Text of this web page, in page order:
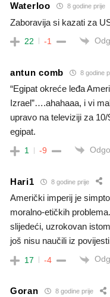
Waterloo 8 godine prije
Zaboravija si kazati za
22 -1
antun comb 8 godine
“Egipat okreće leđa
Izrael”….ahahaaa, i vi
upravo na televiziji za
egipat.
1 -9
Hari1 8 godine prije
Američki imperij je
moralno-etičkih
slijedeći, uzrokovan
još nisu naučili iz
17 -4
Goran 8 godine prije